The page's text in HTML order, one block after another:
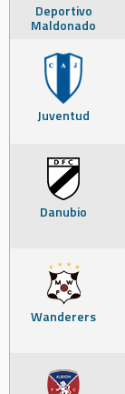
Deportivo
Maldonado
Juventud
Danubio
Wanderers